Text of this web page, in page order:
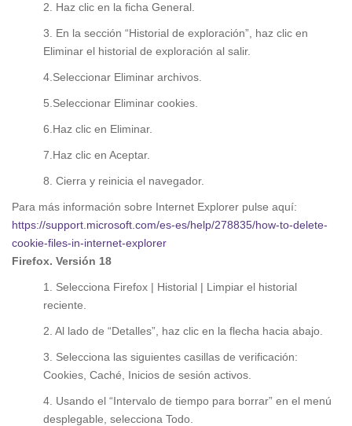
2. Haz clic en la ficha General.
3. En la sección “Historial de exploración”, haz clic en
Eliminar el historial de exploración al salir.
4.Seleccionar Eliminar archivos.
5.Seleccionar Eliminar cookies.
6.Haz clic en Eliminar.
7.Haz clic en Aceptar.
8. Cierra y reinicia el navegador.
Para más información sobre Internet Explorer pulse aquí:
https://support.microsoft.com/es-es/help/278835/how-to-delete-
cookie-files-in-internet-explorer
Firefox. Versión 18
1. Selecciona Firefox | Historial | Limpiar el historial
reciente.
2. Al lado de “Detalles”, haz clic en la flecha hacia abajo.
3. Selecciona las siguientes casillas de verificación:
Cookies, Caché, Inicios de sesión activos.
4. Usando el “Intervalo de tiempo para borrar” en el menú
desplegable, selecciona Todo.